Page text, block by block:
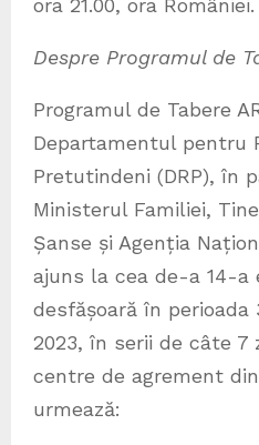
ora 21.00, ora României.
Despre Programul de
Programul de Tabere
Departamentul pentru
Pretutindeni (DRP), în
Ministerul Familiei,
Șanse și Agenția
ajuns la cea de-a 14-a
desfășoară în
2023, în serii de câte 7
centre de agrement
urmează: